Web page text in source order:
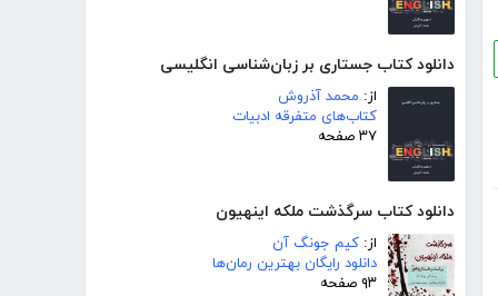
دانلود کتاب جستاری بر زبان‌شناسی انگلیسی
از: محمد آذروش
کتاب‌های متفرقه ادبیات
۳۷ صفحه
دانلود کتاب سرگذشت ملکه اینهیون
از: کیم جونگ آن
دانلود رایگان بهترین رمان‌ها
۹۳ صفحه